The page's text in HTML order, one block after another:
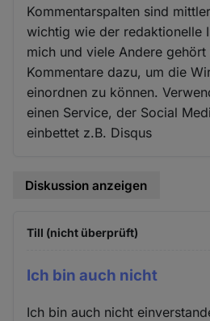
Kommentarspalten sind
wichtig wie der redaktionelle
mich und viele Andere gehört
Kommentare dazu, um die
einordnen zu können.
einen Service, der Social
einbettet z.B. Disqus
Diskussion anzeigen
Till (nicht überprüft)
Ich bin auch nicht
Ich bin auch nicht